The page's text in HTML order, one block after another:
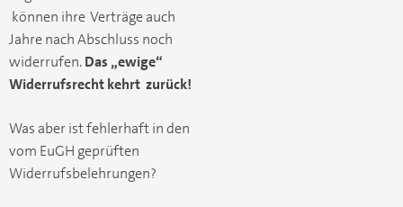
können ihre Verträge auch
Jahre nach Abschluss noch
widerrufen.Das „ewige“
Widerrufsrecht kehrt zurück!
Was aber ist fehlerhaft in den
vom EuGH geprüften
Widerrufsbelehrungen?